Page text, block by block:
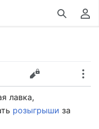
Найти Пользовательское меню
Править
Ещё
лавка,
розыгрыши за